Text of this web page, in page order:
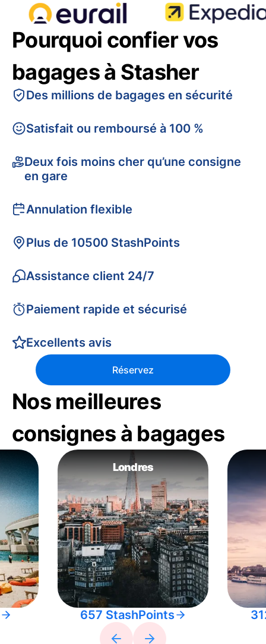
Pourquoi confier vos
bagages à Stasher
Des millions de bagages en sécurité
Satisfait ou remboursé à 100 %
Deux fois moins cher qu’une consigne
en gare
Annulation flexible
Plus de 10500 StashPoints
Assistance client 24/7
Paiement rapide et sécurisé
Excellents avis
Réservez
Nos meilleures
consignes à bagages
Londres
657 StashPoints